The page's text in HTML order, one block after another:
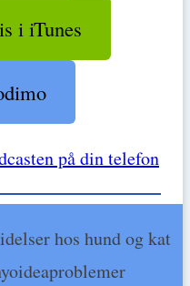
i iTunes
på din telefon